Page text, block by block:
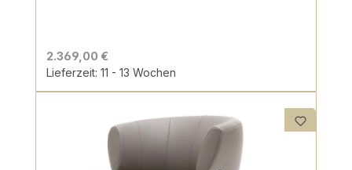
2.369,00 €
Lieferzeit: 11 - 13 Wochen